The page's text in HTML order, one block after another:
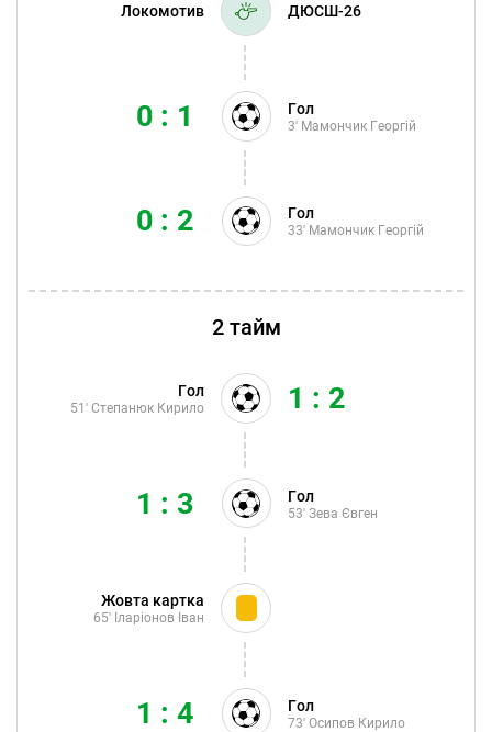
Локомотив ДЮСШ-26
Гол
3' Мамончик Георгій
0 : 1
Гол
33' Мамончик Георгій
0 : 2
2 тайм
Гол
51'Степанюк Кирило 1 : 2
Гол
53'Зева Євген
1 : 3
Жовта картка
65' Іларіонов Іван
Гол
73'Осипов Кирило
1 : 4